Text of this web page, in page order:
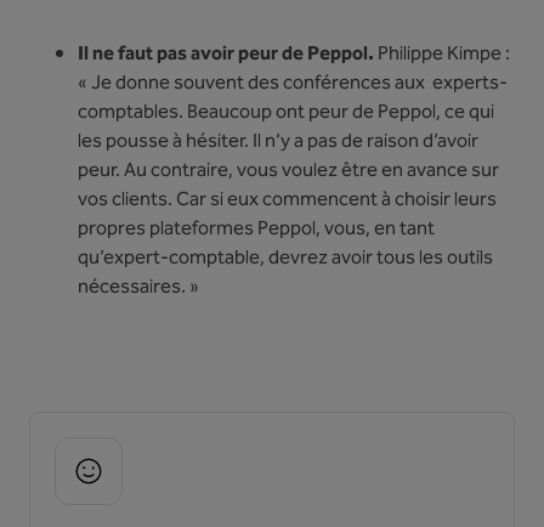
Il ne faut pas avoir peur de Peppol. Philippe Kimpe :
« Je donne souvent des conférences aux experts-
comptables. Beaucoup ont peur de Peppol, ce qui
les pousse à hésiter. Il n’y a pas de raison d’avoir
peur. Au contraire, vous voulez être en avance sur
vos clients. Car si eux commencent à choisir leurs
propres plateformes Peppol, vous, en tant
qu’expert-comptable, devrez avoir tous les outils
nécessaires. »